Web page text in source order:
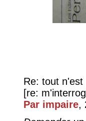
Re: tout n'est
[re:
Par impaire,